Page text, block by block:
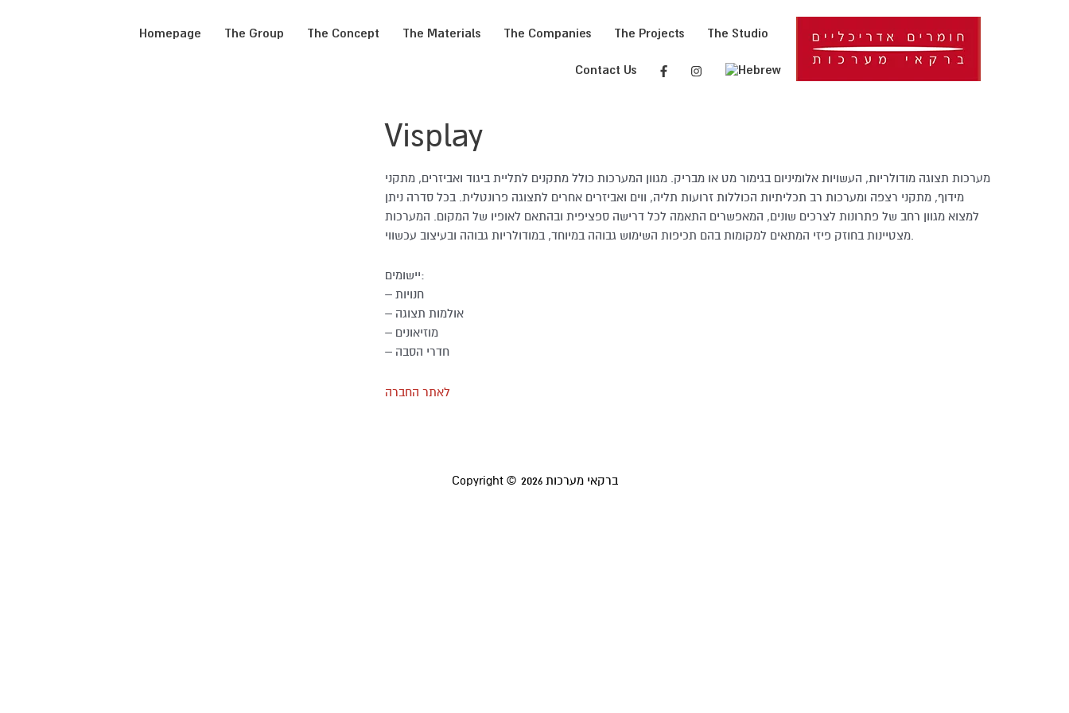
Homepage The Group The Concept The Materials The Companies The Projects The Studio
Contact Us
Visplay
מערכות תצוגה מודולריות, העשויות אלומיניום בגימור מט או מבריק. מגוון המערכות כולל מתקנים לתליית ביגוד ואביזרים, מתקני
מידוף, מתקני רצפה ומערכות רב תכליתיות הכוללות זרועות תליה, ווים ואביזרים אחרים לתצוגה פרונטלית. בכל סדרה ניתן
למצוא מגוון רחב של פתרונות לצרכים שונים, המאפשרים התאמה לכל דרישה ספציפית ובהתאם לאופיו של המקום. המערכות
מצטיינות בחוזק פיזי המתאים למקומות בהם תכיפות השימוש גבוהה במיוחד, במודולריות גבוהה ובעיצוב עכשווי.
יישומים:
– חנויות
– אולמות תצוגה
– מוזיאונים
– חדרי הסבה
לאתר החברה
Copyright © 2026 ברקאי מערכות